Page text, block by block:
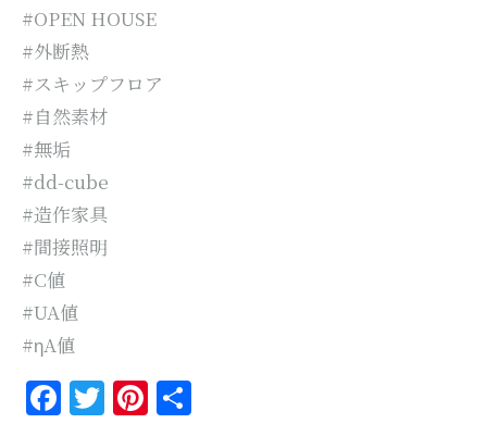
#OPEN HOUSE
#外断熱
#スキップフロア
#自然素材
#無垢
#dd-cube
#造作家具
#間接照明
#C値
#UA値
#ηA値
Facebook
Twitter
Pinterest